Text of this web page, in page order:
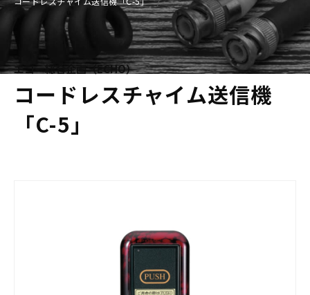
エコー総合企画（ECHO）
コードレスチャイム送信機
「C-5」